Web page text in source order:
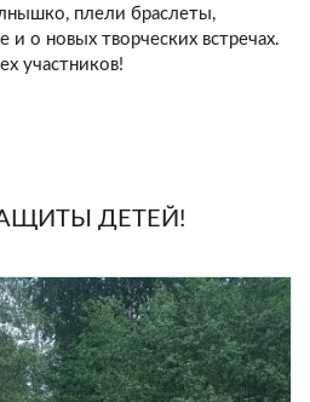
плели браслеты,
и о новых творческих встречах.
участников!
ДЕТЕЙ!